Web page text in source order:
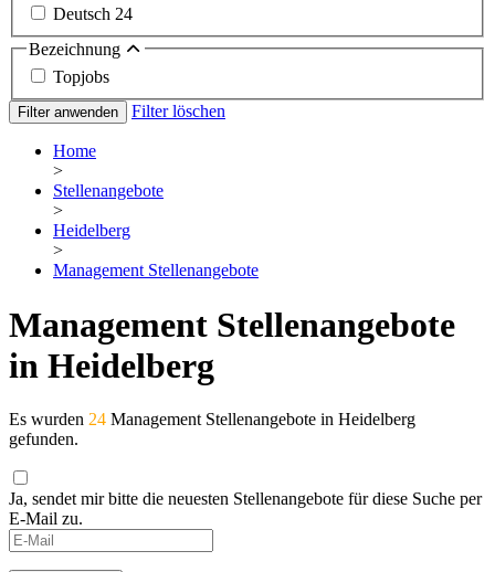
Deutsch 24
Bezeichnung
Topjobs
Filter anwenden Filter löschen
Home
>
Stellenangebote
>
Heidelberg
>
Management Stellenangebote
Management Stellenangebote
in Heidelberg
Es wurden 24 Management Stellenangebote in Heidelberg
gefunden.
Ja, sendet mir bitte die neuesten Stellenangebote für diese Suche per
E-Mail zu.
If
you